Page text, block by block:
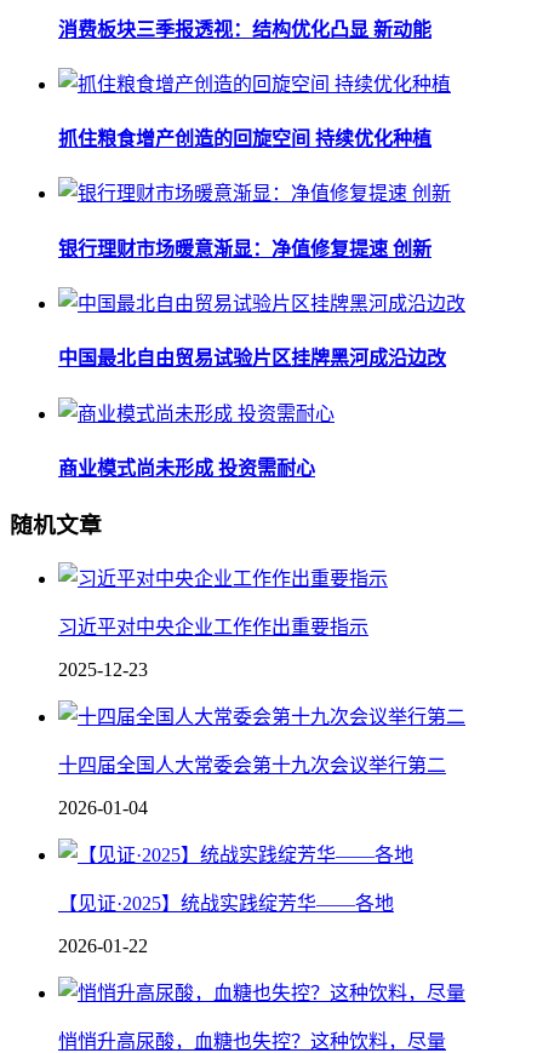
消费板块三季报透视：结构优化凸显 新动能
抓住粮食增产创造的回旋空间 持续优化种植
银行理财市场暖意渐显：净值修复提速 创新
中国最北自由贸易试验片区挂牌黑河成沿边改
商业模式尚未形成 投资需耐心
随机文章
习近平对中央企业工作作出重要指示
2025-12-23
十四届全国人大常委会第十九次会议举行第二
2026-01-04
【见证·2025】统战实践绽芳华——各地
2026-01-22
悄悄升高尿酸，血糖也失控？这种饮料，尽量